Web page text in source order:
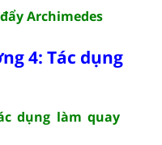
Archimedes
4: Tác dụng
dụng làm quay